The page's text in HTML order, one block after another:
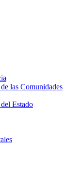
las Comunidades
Estado